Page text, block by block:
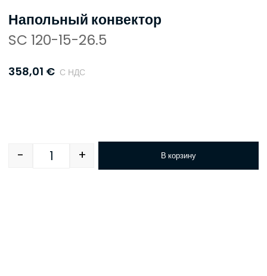
Напольный конвектор
SC 120-15-26.5
358,01 € С НДС
Quantity
- + В корзину